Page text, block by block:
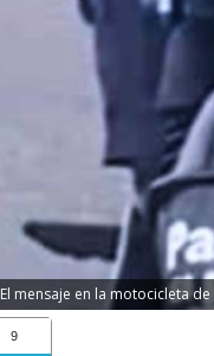
El mensaje en la motocicleta
9